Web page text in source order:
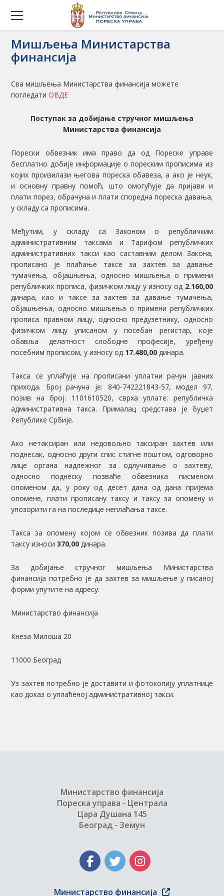
Мишљења Министарства
финансија
Сва мишљења Министарства финансија можете
погледатиОВДЕ
Поступак за добијање стручног мишљења
Министарства финансија
Порески обвезник има право да од Пореске управе
бесплатно добије информације о пореским прописима из
којих произилази његова пореска обавеза, а ако је неук,
и основну правну помоћ, што омогућује да пријави и
плати порез, обрачуна и плати споредна пореска давања,
у складу са прописима.
Међутим, у складу са Законом о републичким
административним таксама и Тарифом републичких
административних такси као саставним делом Закона,
прописано је плаћање таксе за захтев за давање
тумачења, објашњења, односно мишљења о примени
републичких прописа, физичком лицу у износу од 2.160,00
динара, као и таксе за захтев за давање тумачења,
објашњења, односно мишљења о примени републичких
прописа правном лицу, односно предузетнику, односно
физичком лицу уписаном у посебан регистар, које
обавља делатност слободне професије, уређену
посебним прописом, у износу од 17.480,00 динара.
Такса се уплаћује на прописани уплатни рачун јавних
прихода. Број рачуна је: 840-742221843-57, модел 97,
позив на број: 1101610520, сврха уплате: републичка
административна такса. Прималац средстава је буџет
Републике Србије.
Ако нетаксиран или недовољно таксиран захтев или
поднесак, односно други спис стигне поштом, одговорно
лице органа надлежног за одлучивање о захтеву,
односно поднеску позваће обвезника писменом
опоменом да, у року од десет дана од дана пријема
опомене, плати прописану таксу и таксу за опомену и
упозорити га на последице неплаћања таксе.
Такса за опомену којом се обвезник позива да плати
таксу износи370,00 динара.
За добијање стручног мишљења Министарства
финансија потребно је да захтев за мишљење у писаној
форми упутите на адресу:
Министарство финансија
Кнеза Милоша 20
11000 Београд
Уз захтев потребно је доставити и фотокопију уплатнице
као доказ о уплаћеној административној такси.
Министарство финансија
Пореска управа - Централа
Цара Душана 145
Београд - Земун
Министарство финансија